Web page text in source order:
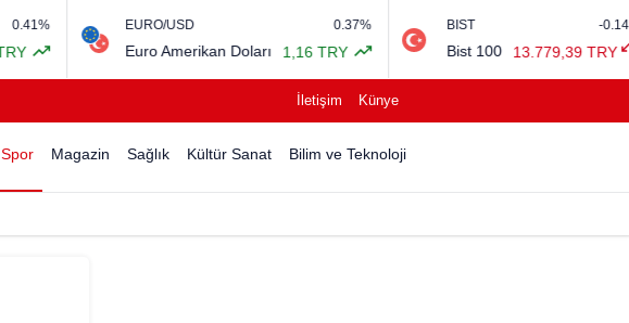
EURO/USD
Euro Amerikan Doları 1,16 TRY
BIST
Bist 100 13.779,39 TRY
İletişim Künye
Spor Magazin Sağlık Kültür Sanat Bilim ve Teknoloji